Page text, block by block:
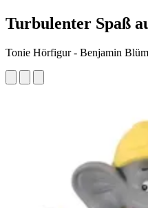
Turbulenter Spaß
Tonie Hörfigur - Benjamin